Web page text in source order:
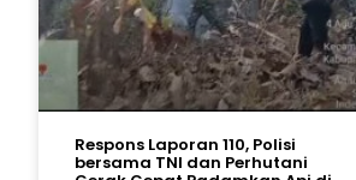
Respons Laporan 110, Polisi
bersama TNI dan Perhutani